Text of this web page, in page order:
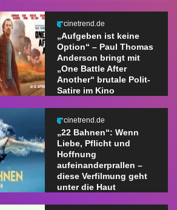
cinetrend.de
„Aufgeben ist keine
Option“ – Paul Thomas
Anderson bringt mit
„One Battle After
Another“ brutale Polit-
Satire im Kino
cinetrend.de
„22 Bahnen“: Wenn
Liebe, Pflicht und
Hoffnung
aufeinanderprallen –
diese Verfilmung geht
unter die Haut